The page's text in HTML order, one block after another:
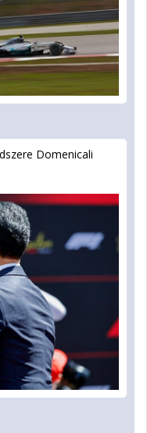
Domenicali